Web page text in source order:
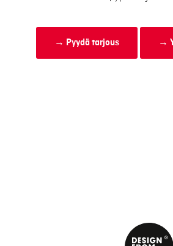
→ Pyydä tarjous →